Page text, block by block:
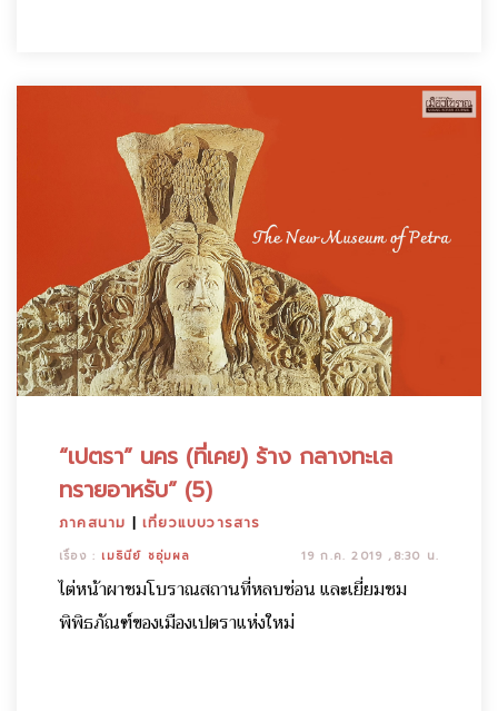
“เปตรา” นคร (ที่เคย) ร้าง กลางทะเล
ทรายอาหรับ” (5)
ภาคสนาม |เที่ยวแบบวารสาร
เรื่อง : เมธินีย์ ชอุ่มผล 19 ก.ค. 2019 ,8:30 น.
ไต่หน้าผาชมโบราณสถานที่หลบซ่อน และเยี่ยมชม
พิพิธภัณฑ์ของเมืองเปตราแห่งใหม่